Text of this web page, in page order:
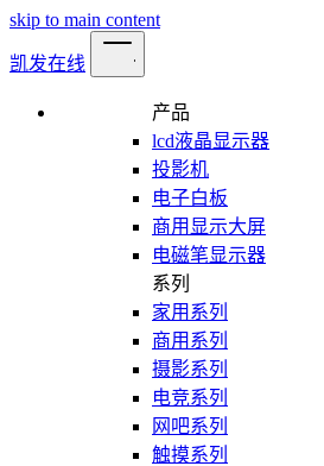
skip to main content
凯发在线
产品
lcd液晶显示器
投影机
电子白板
商用显示大屏
电磁笔显示器
系列
家用系列
商用系列
摄影系列
电竞系列
网吧系列
触摸系列